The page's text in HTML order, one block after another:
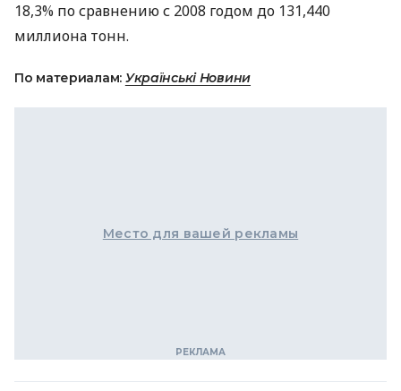
18,3% по сравнению с 2008 годом до 131,440
миллиона тонн.
По материалам: Українські Новини
Место для вашей рекламы